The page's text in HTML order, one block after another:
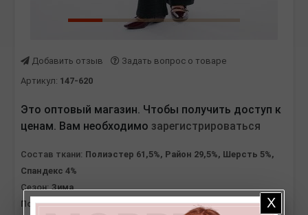
Добавить отзыв
Задать вопрос о товаре
Артикул: 147-620
Это оптовый магазин. Чтобы получить доступ к
ценам. Вам необходимо зарегистрироваться
Состав ткани: Полиэстер 61,5%, Район 29,5%, Шерсть 5%,
Спандекс 4%
Сезон: Зима
Пол: Женский